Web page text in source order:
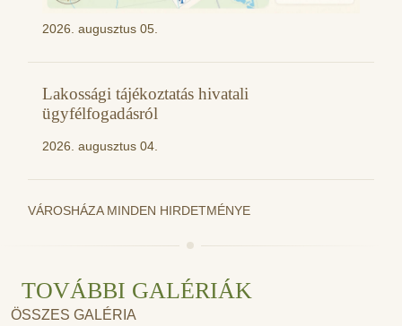
2026. augusztus 05.
Lakossági tájékoztatás hivatali
ügyfélfogadásról
2026. augusztus 04.
VÁROSHÁZA MINDEN HIRDETMÉNYE
TOVÁBBI GALÉRIÁK
ÖSSZES GALÉRIA